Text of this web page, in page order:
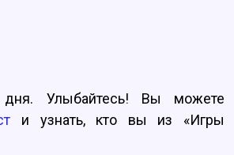
Улыбайтесь! Вы можете
и узнать, кто вы из «Игры